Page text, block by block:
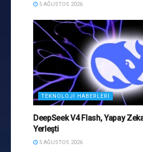
5 AĞUSTOS 2026
TEKNOLOJI HABERLERI
DeepSeek V4 Flash, Yapay
Yerleşti
5 AĞUSTOS 2026